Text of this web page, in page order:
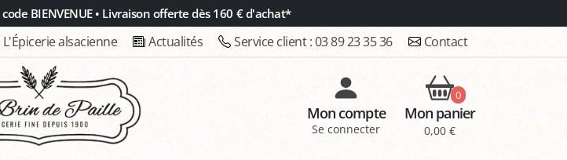
BIENVENUE • Livraison offerte dès 160 € d'achat*
L'Épicerie alsacienne Actualités Service client :03 89 23 35 36 Contact
Mon compte
Se connecter
0
Mon panier
0,00 €